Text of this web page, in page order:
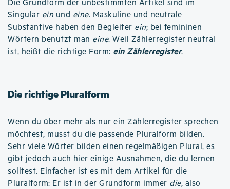
Die Grundform der unbestimmten Artikel sind im
Singular ein und eine. Maskuline und neutrale
Substantive haben den Begleiter ein; bei femininen
Wörtern benutzt man eine. Weil Zählerregister neutral
ist, heißt die richtige Form: ein Zählerregister.
Die richtige Pluralform
Wenn du über mehr als nur ein Zählerregister sprechen
möchtest, musst du die passende Pluralform bilden.
Sehr viele Wörter bilden einen regelmäßigen Plural, es
gibt jedoch auch hier einige Ausnahmen, die du lernen
solltest. Einfacher ist es mit dem Artikel für die
Pluralform: Er ist in der Grundform immer die, also